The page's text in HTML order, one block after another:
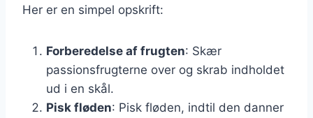
Her er en simpel opskrift:
Forberedelse af frugten: Skær
passionsfrugterne over og skrab indholdet
ud i en skål.
Pisk fløden: Pisk fløden, indtil den danner